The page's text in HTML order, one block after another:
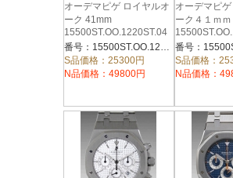
オーデマピゲ ロイヤルオ
ーク 41mm
15500ST.OO.1220ST.04
番号：15500ST.OO.1220ST.04
S品価格：25300円
N品価格：49800円
オーデマピ
ーク４１ｍｍ
S品価格：
N品価格：